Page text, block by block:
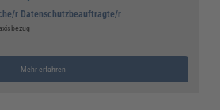
r Datenschutzbeauftragte/r
Mehr erfahren